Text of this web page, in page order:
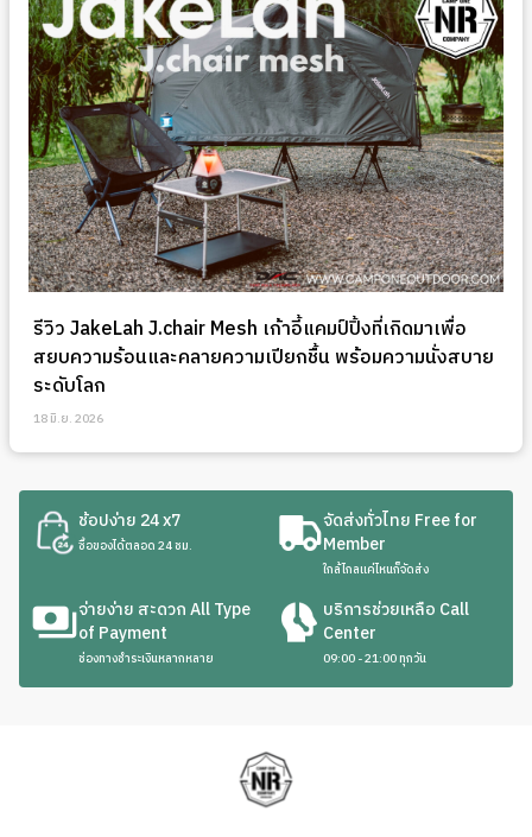
รีวิว JakeLah J.chair Mesh เก้าอี้แคมป์ปิ้งที่เกิดมาเพื่อ
สยบความร้อนและคลายความเปียกชื้น พร้อมความนั่งสบาย
ระดับโลก
18 มิ.ย. 2026
ช้อปง่าย 24 x7
ซื้อของได้ตลอด 24 ชม.
จัดส่งทั่วไทย Free for
Member
ใกล้ไกลแค่ไหนก็จัดส่ง
จ่ายง่าย สะดวก All Type
of Payment
ช่องทางชำระเงินหลากหลาย
บริการช่วยเหลือ Call
Center
09:00 - 21:00 ทุกวัน